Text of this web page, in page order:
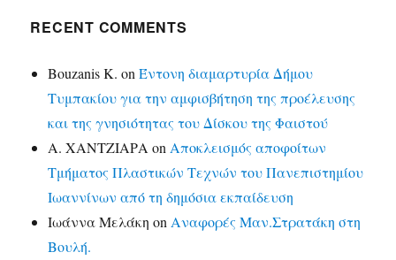
RECENT COMMENTS
Bouzanis K. onΈντονη διαμαρτυρία Δήμου
Τυμπακίου για την αμφισβήτηση της προέλευσης
και της γνησιότητας του Δίσκου της Φαιστού
Α. ΧΑΝΤΖΙΑΡΑ on Αποκλεισμός αποφοίτων
Τμήματος Πλαστικών Τεχνών του Πανεπιστημίου
Ιωαννίνων από τη δημόσια εκπαίδευση
Ιωάννα Μελάκη on Αναφορές Μαν.Στρατάκη στη
Βουλή.